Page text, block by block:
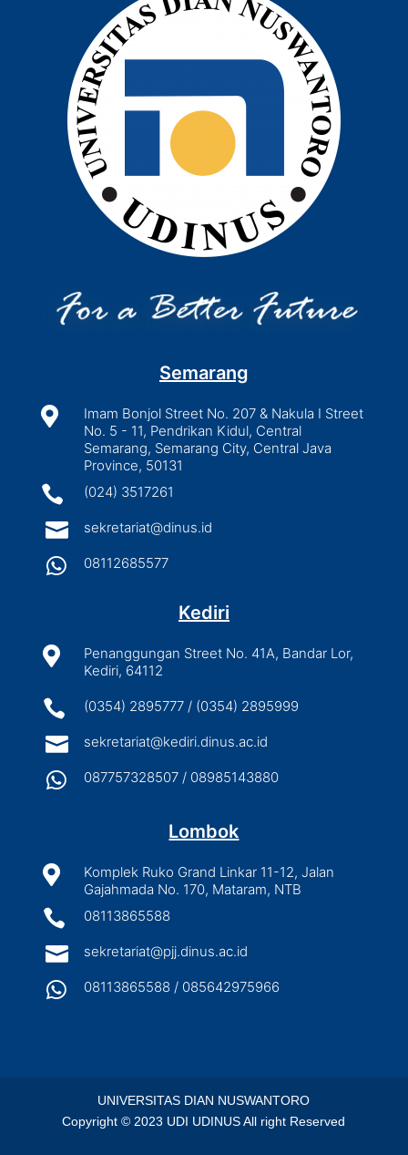
Semarang

Imam Bonjol Street No. 207 & Nakula I Street
No. 5 - 11, Pendrikan Kidul, Central
Semarang, Semarang City, Central Java
Province, 50131
 (024) 3517261
 sekretariat@dinus.id
 08112685577
Kediri

Penanggungan Street No. 41A, Bandar Lor,
Kediri, 64112
 (0354) 2895777 / (0354) 2895999
 sekretariat@kediri.dinus.ac.id
 087757328507 / 08985143880
Lombok

Komplek Ruko Grand Linkar 11-12, Jalan
Gajahmada No. 170, Mataram, NTB
 08113865588
 sekretariat@pjj.dinus.ac.id
 08113865588 / 085642975966
UNIVERSITAS DIAN NUSWANTORO
Copyright © 2023 UDI UDINUS All right Reserved